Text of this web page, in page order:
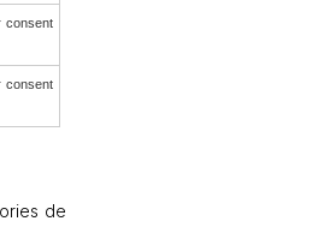
consent
consent
de